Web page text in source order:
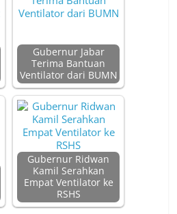
Gubernur Jabar
Terima Bantuan
Ventilator dari BUMN
Gubernur Ridwan
Kamil Serahkan
Empat Ventilator ke
RSHS